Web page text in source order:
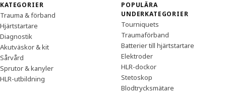
KATEGORIER
Trauma & förband
Hjärtstartare
Diagnostik
Akutväskor & kit
Sårvård
Sprutor & kanyler
HLR-utbildning
POPULÄRA
UNDERKATEGORIER
Tourniquets
Traumaförband
Batterier till hjärtstartare
Elektroder
HLR-dockor
Stetoskop
Blodtrycksmätare